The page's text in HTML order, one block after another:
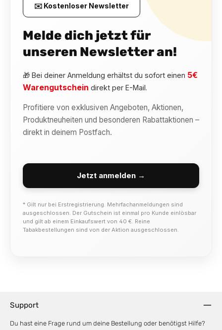
✉️ Kostenloser Newsletter
Melde dich jetzt für
unseren Newsletter an!
🎁 Bei deiner Anmeldung erhältst du sofort einen 5€
Warengutschein direkt per E-Mail.
Profitiere von exklusiven Angeboten, Aktionen,
Produktneuheiten und besonderen Rabattaktionen –
direkt in deinem Postfach.
Jetzt anmelden →
* Gilt nur bei Erstregistrierung. Mehrfachanmeldungen sind
ausgeschlossen. Der Gutschein ist einmal pro Kunde einlösbar
und gilt ab einem Einkaufswert von 40 €. Reine
Tabakbestellungen sind von der Aktion ausgeschlossen.
Support
Du hast eine Frage rund um deine Bestellung oder benötigst Hilfe?